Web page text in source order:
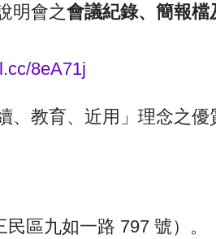
明會之會議紀錄、簡報檔
8eA71j
、教育、近用」理念之優
區九如一路 797 號）。